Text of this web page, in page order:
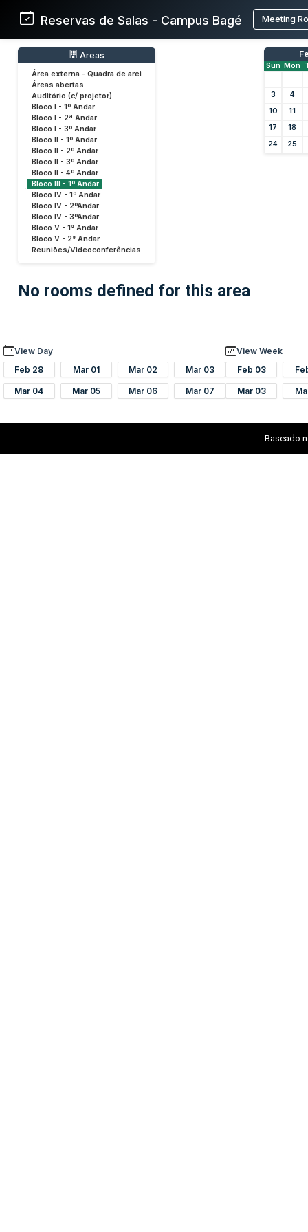
Reservas de Salas - Campus Bagé Meeting
Areas
Área externa - Quadra de arei
Áreas abertas
Auditório (c/ projetor)
Bloco I - 1º Andar
Bloco I - 2ª Andar
Bloco I - 3º Andar
Bloco II - 1º Andar
Bloco II - 2º Andar
Bloco II - 3º Andar
Bloco II - 4º Andar
Bloco III - 1º Andar
Bloco IV - 1º Andar
Bloco IV - 2ºAndar
Bloco IV - 3ºAndar
Bloco V - 1° Andar
Bloco V - 2° Andar
Reuniões/Videoconferências
Sun Mon
3
4
10
11
17
18
24
25
No rooms defined for this area
View Day
Feb 28
Mar 01 Mar 02 Mar 03
Mar 04 Mar 05 Mar 06 Mar 07
View Week
Feb 03
Mar 03
Baseado